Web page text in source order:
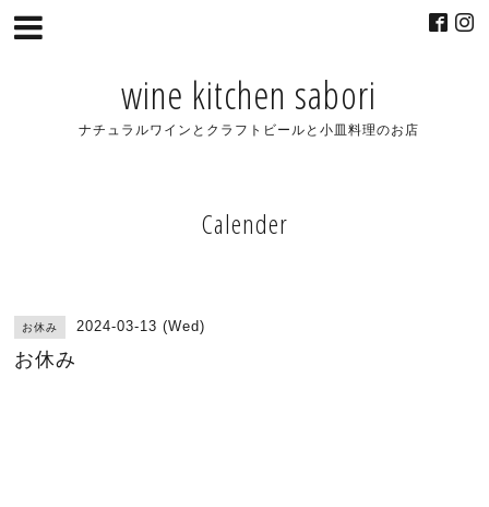
wine kitchen sabori
ナチュラルワインとクラフトビールと小皿料理のお店
Calender
お休み 2024-03-13 (Wed)
お休み